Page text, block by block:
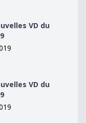
VD du
VD du